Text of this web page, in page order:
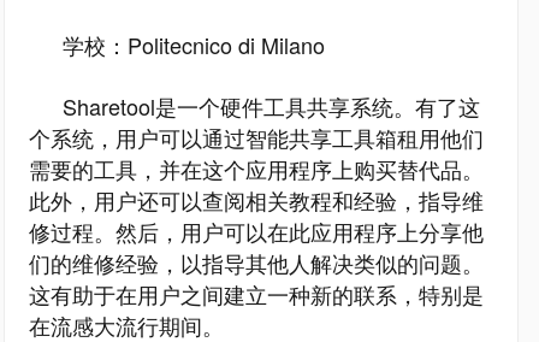
学校：Politecnico di Milano
Sharetool是一个硬件工具共享系统。有了这
个系统，用户可以通过智能共享工具箱租用他们
需要的工具，并在这个应用程序上购买替代品。
此外，用户还可以查阅相关教程和经验，指导维
修过程。然后，用户可以在此应用程序上分享他
们的维修经验，以指导其他人解决类似的问题。
这有助于在用户之间建立一种新的联系，特别是
在流感大流行期间。